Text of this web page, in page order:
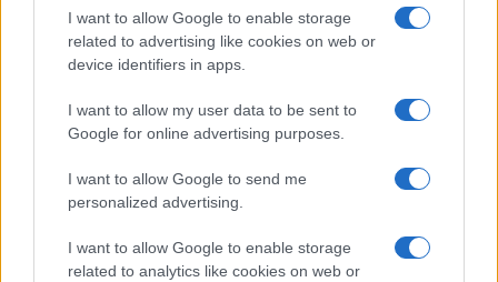
I want to allow Google to enable storage
related to advertising like cookies on web or
device identifiers in apps.
I want to allow my user data to be sent to
Google for online advertising purposes.
I want to allow Google to send me
personalized advertising.
I want to allow Google to enable storage
related to analytics like cookies on web or